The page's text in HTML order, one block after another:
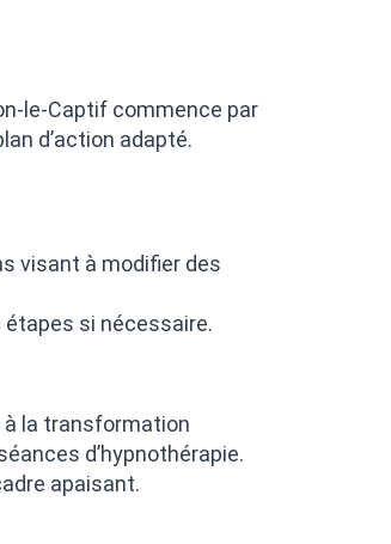
le-Captif commence par
d’action adapté.
visant à modifier des
si nécessaire.
à la transformation
d’hypnothérapie.
apaisant.